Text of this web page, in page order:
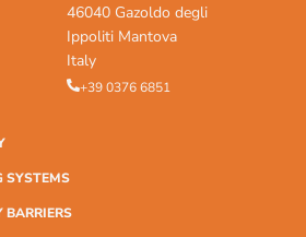
46040 Gazoldo degli
Ippoliti Mantova
Italy
+39 0376 6851
SYSTEMS
BARRIERS